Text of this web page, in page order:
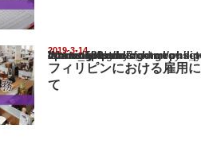
2019-3-14
Warning
: Undefined array key "show_category" in
/home/netst/kuno-cpa.co.jp/public_html/philippines_blog/wp-
on line183
フィリピンにおける雇用
て